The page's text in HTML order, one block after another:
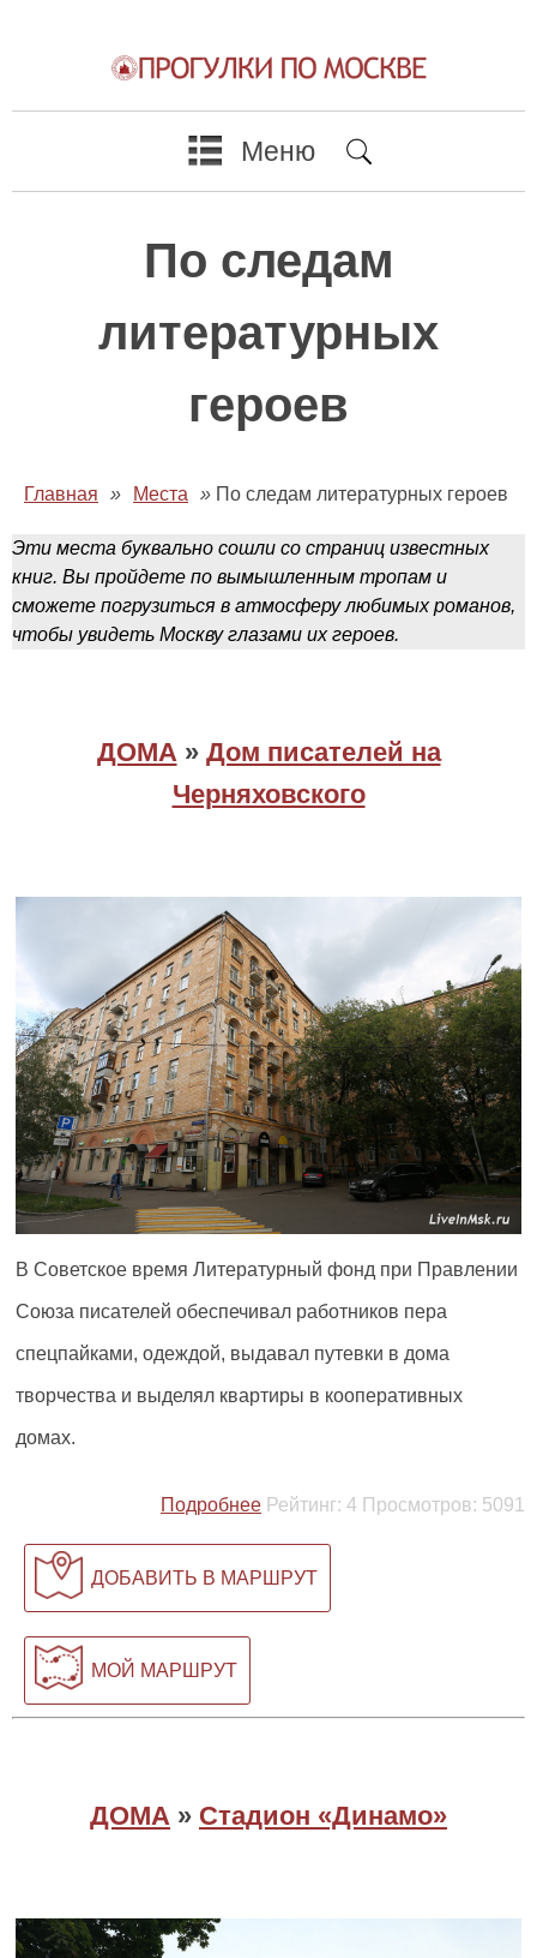
Меню
По следам
литературных
героев
Главная » Места » По следам литературных героев
Эти места буквально сошли со страниц известных
книг. Вы пройдете по вымышленным тропам и
сможете погрузиться в атмосферу любимых романов,
чтобы увидеть Москву глазами их героев.
ДОМА » Дом писателей на
Черняховского
В Советское время Литературный фонд при Правлении
Союза писателей обеспечивал работников пера
спецпайками, одеждой, выдавал путевки в дома
творчества и выделял квартиры в кооперативных
домах.
Подробнее Рейтинг: 4 Просмотров: 5091
ДОБАВИТЬ В МАРШРУТ
МОЙ МАРШРУТ
ДОМА » Стадион «Динамо»